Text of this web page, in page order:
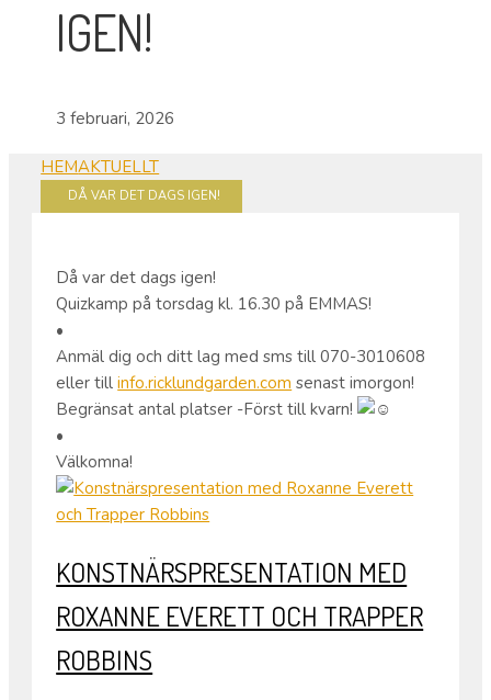
IGEN!
3 februari, 2026
HEMAKTUELLT
DÅ VAR DET DAGS IGEN!
Då var det dags igen!
Quizkamp på torsdag kl. 16.30 på EMMAS!
•
Anmäl dig och ditt lag med sms till 070-3010608
eller tillinfo.ricklundgarden.com senast imorgon!
Begränsat antal platser -Först till kvarn!
•
Välkomna!
KONSTNÄRSPRESENTATION MED
ROXANNE EVERETT OCH TRAPPER
ROBBINS